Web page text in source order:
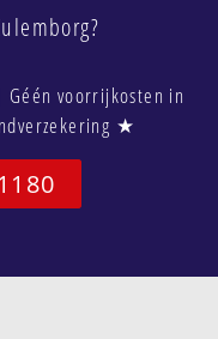
voorrijkosten in
★